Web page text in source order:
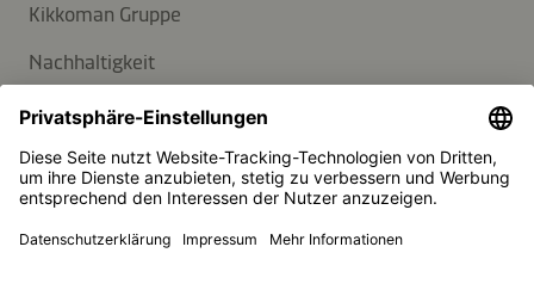
Kikkoman Gruppe
Nachhaltigkeit
KUNDENSERVICE
FAQ
Kontakt